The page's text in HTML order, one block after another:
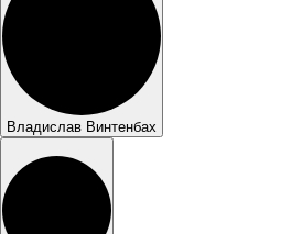
Владислав Винтенбах